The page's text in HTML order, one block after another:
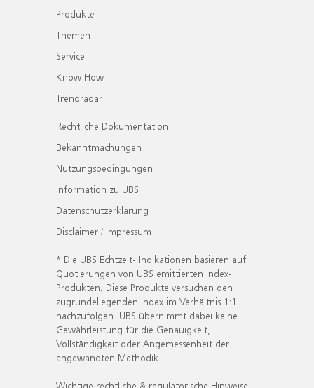
Produkte
Themen
Service
Know How
Trendradar
Rechtliche Dokumentation
Bekanntmachungen
Nutzungsbedingungen
Information zu UBS
Datenschutzerklärung
Disclaimer / Impressum
* Die UBS Echtzeit- Indikationen basieren auf
Quotierungen von UBS emittierten Index-
Produkten. Diese Produkte versuchen den
zugrundeliegenden Index im Verhältnis 1:1
nachzufolgen. UBS übernimmt dabei keine
Gewährleistung für die Genauigkeit,
Vollständigkeit oder Angemessenheit der
angewandten Methodik.